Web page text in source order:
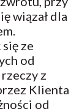
wiązał dla
ze
od
z
Klienta
od